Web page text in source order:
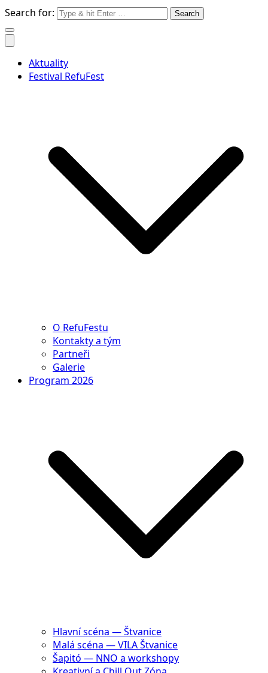
Search for:
Aktuality
Festival RefuFest
O RefuFestu
Kontakty a tým
Partneři
Galerie
Program 2026
Hlavní scéna — Štvanice
Malá scéna — VILA Štvanice
Šapitó — NNO a workshopy